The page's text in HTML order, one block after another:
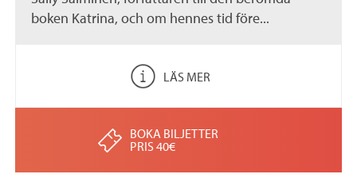
boken Katrina, och om hennes tid före...
LÄS MER
BOKA BILJETTER
PRIS 40€